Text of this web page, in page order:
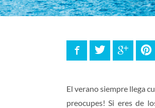
FacebookTwitter
El verano siempre llega
preocupes! Si eres de